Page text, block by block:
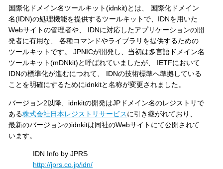
国際化ドメイン名ツールキット(idnkit)とは、 国際化ドメイン
名(IDN)の処理機能を提供するツールキットで、IDNを用いた
Webサイトの管理者や、 IDNに対応したアプリケーションの開
発者に有用な、 各種コマンドやライブラリを提供するための
ツールキットです。 JPNICが開発し、当初は多言語ドメイン名
ツールキット(mDNkit)と呼ばれていましたが、 IETFにおいて
IDNの標準化が進むにつれて、 IDNの技術標準へ準拠している
ことを明確にするためにidnkitと名称が変更されました。
バージョン2以降、idnkitの開発はJPドメイン名のレジストリで
ある株式会社日本レジストリサービスに引き継がれており、
最新のバージョンのidnkitは同社のWebサイトにて公開されて
います。
IDN Info by JPRS
http://jprs.co.jp/idn/